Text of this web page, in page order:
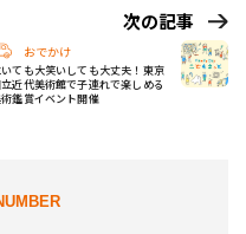
次の記事
おでかけ
ても大笑いしても大丈夫！東京
近代美術館で子連れで楽しめる
鑑賞イベント開催